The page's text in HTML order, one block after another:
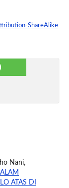
ShareAlike
Nani,
ATAS DI